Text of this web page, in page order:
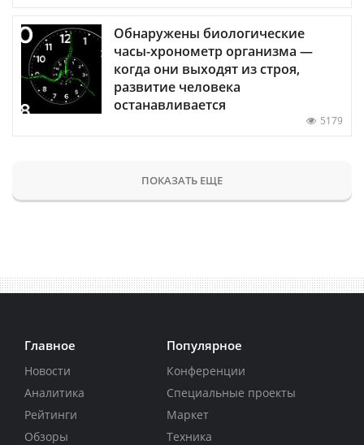
Обнаружены биологические
часы-хронометр организма —
когда они выходят из строя,
развитие человека
останавливается
5179
ПОКАЗАТЬ ЕЩЕ
Главное
Новости
Аналитика
Рейтинги
Обзоры
Популярное
Конференции
Специальные проекты
Маркет
Техника